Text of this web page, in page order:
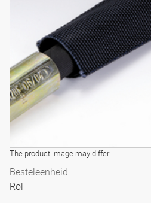
The product image may differ
Besteleenheid
Rol